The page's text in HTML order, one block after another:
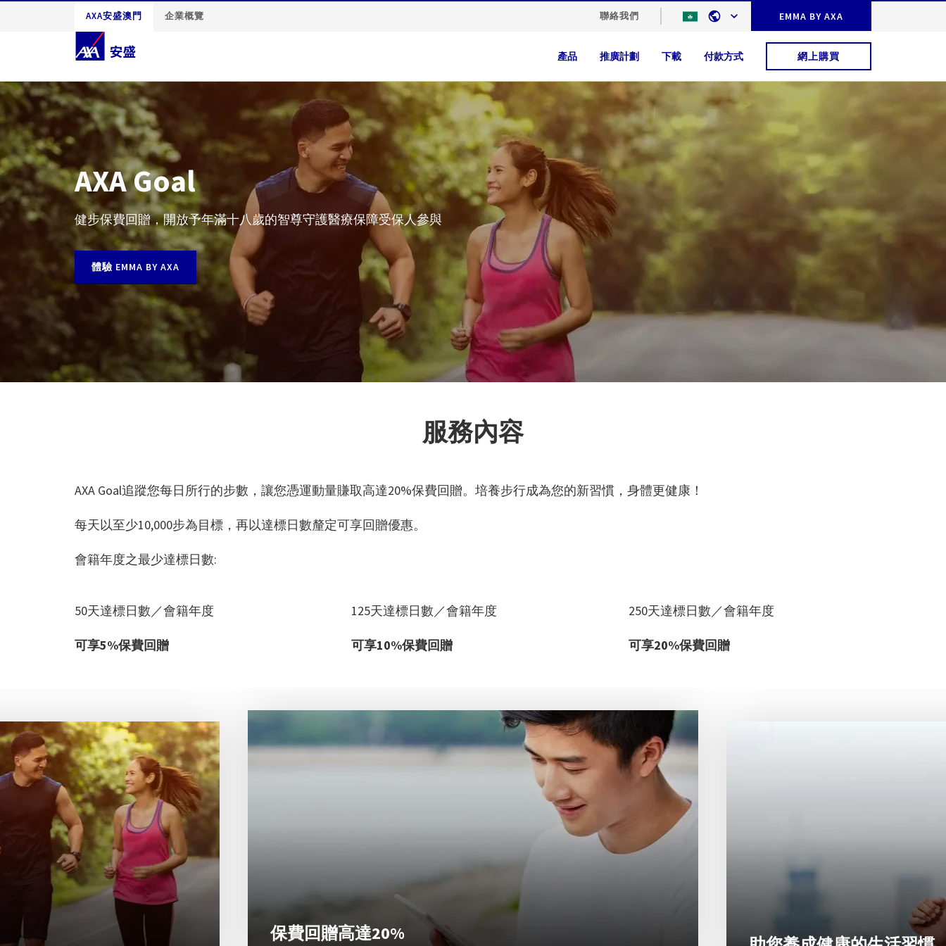
AXA安盛澳門 企業概覽 聯絡我們 EMMA BY AXA
產品 推廣計劃 下載 付款方式 網上購買
AXA Goal
健步保費回贈，開放予年滿十八歲的智尊守護醫療保障受保人參與
體驗 EMMA BY AXA
服務內容
AXA Goal追蹤您每日所行的步數，讓您憑運動量賺取高達20%保費回贈。培養步行成為您的新習慣，身體更健康！
每天以至少10,000步為目標，再以達標日數釐定可享回贈優惠。
會籍年度之最少達標日數:
50天達標日數／會籍年度
可享5%保費回贈
125天達標日數／會籍年度
可享10%保費回贈
250天達標日數／會籍年度
可享20%保費回贈
保費回贈高達20%